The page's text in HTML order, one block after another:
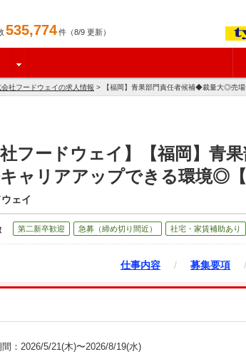
535,774件（8/9 更新）
会社フードウェイの求人情報 > 【福岡】青果部門責任者候補◆裁量大◎売
社フードウェイ】【福岡】
ャリアアップできる環境◎【
ェイ
第二新卒歓迎 急募（締め切り間近） 社宅・家賃補助あり
仕事内容 / 募集要項 /
：2026/5/21(木)〜2026/8/19(水)